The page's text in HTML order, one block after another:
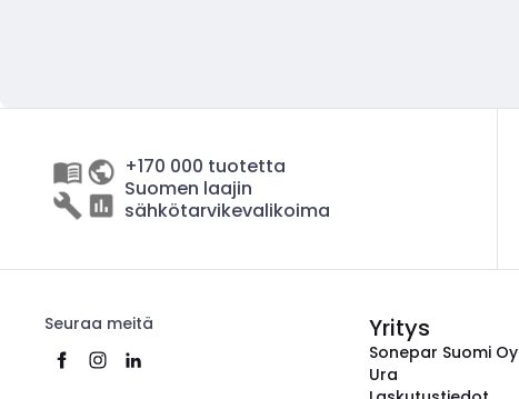
+170 000 tuotetta
Suomen laajin
sähkötarvikevalikoima
Seuraa meitä Yritys
Sonepar Suomi Oy
Ura